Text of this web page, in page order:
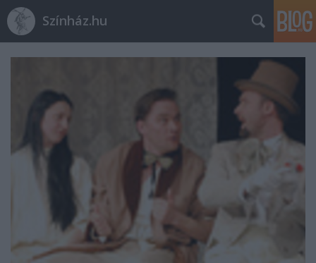
Színház.hu